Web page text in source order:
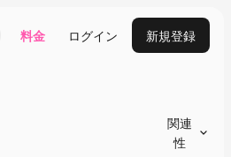
料金 ログイン 新規登録
関連
性